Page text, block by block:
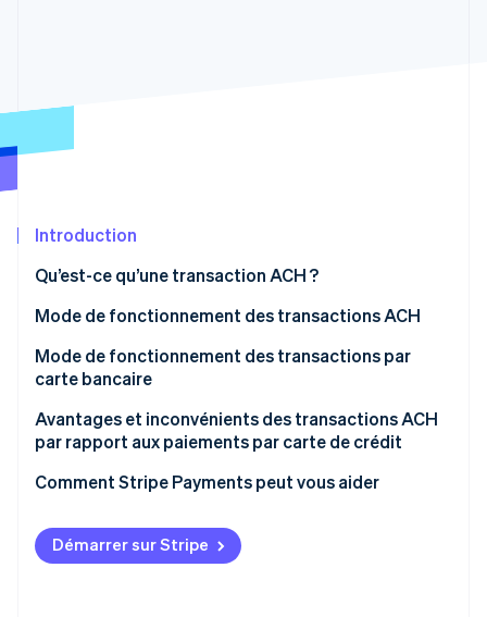
Climate
Vérification de l'identité
Stripe Sessions 2026
Découvrez comment Stripe construit l’infrastructure
Introduction
Qu’est-ce qu’une transaction ACH ?
Mode de fonctionnement des transactions ACH
Mode de fonctionnement des transactions par
carte bancaire
Avantages et inconvénients des transactions ACH
par rapport aux paiements par carte de crédit
Transactions ACH
Paiements par carte de crédit
Comment Stripe Payments peut vous aider
Démarrer sur Stripe